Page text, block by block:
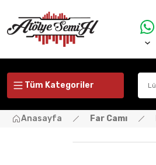
Tüm Kategoriler
Anasayfa Far Camı